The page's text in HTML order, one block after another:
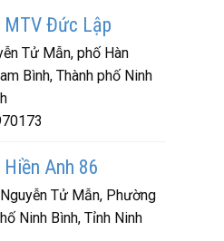
MTV Đức Lập
Tử Mẫn, phố Hàn
Bình, Thành phố Ninh
Anh 86
Tử Mẫn, Phường
Ninh Bình, Tỉnh Ninh